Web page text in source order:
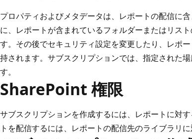
プロパティおよびメタデータは、レポートの配信に
に、レポートが含まれているフォルダーまたはリス
す。その後でセキュリティ設定を変更したり、レポ
持されます。サブスクリプションでは、指定された
す。
SharePoint 権限
サブスクリプションを作成するには、レポートに対
トを配信するには、レポートの配信先のライブラリ